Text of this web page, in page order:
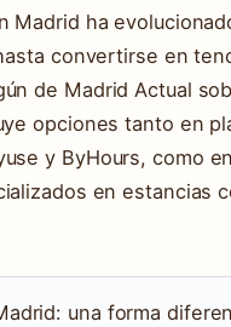
Madrid ha
convertirse en
de Madrid Actual
opciones tanto en
y ByHours, como
en estancias
una forma